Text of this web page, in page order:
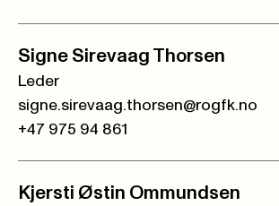
Signe Sirevaag Thorsen
Leder
signe.sirevaag.thorsen@rogfk.no
+47 975 94 861
Kjersti Østin Ommundsen